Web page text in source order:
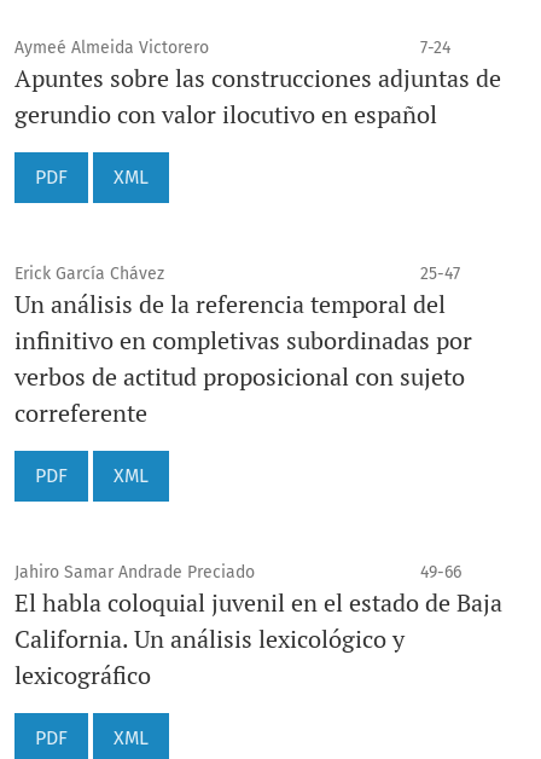
Aymeé Almeida Victorero 7-24
Apuntes sobre las construcciones adjuntas de
gerundio con valor ilocutivo en español
PDF XML
Erick García Chávez 25-47
Un análisis de la referencia temporal del
infinitivo en completivas subordinadas por
verbos de actitud proposicional con sujeto
correferente
PDF XML
Jahiro Samar Andrade Preciado 49-66
El habla coloquial juvenil en el estado de Baja
California. Un análisis lexicológico y
lexicográfico
PDF XML